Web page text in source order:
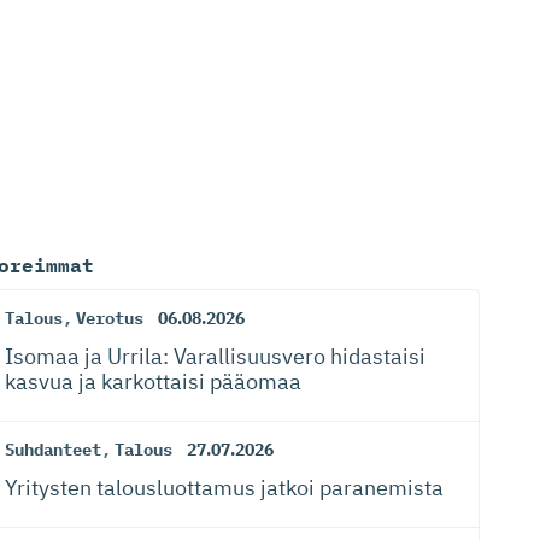
Talous, Verotus 06.08.2026
Isomaa ja Urrila: Varallisuusvero hidastaisi
kasvua ja karkottaisi pääomaa
Suhdanteet, Talous 27.07.2026
Yritysten talousluottamus jatkoi paranemista